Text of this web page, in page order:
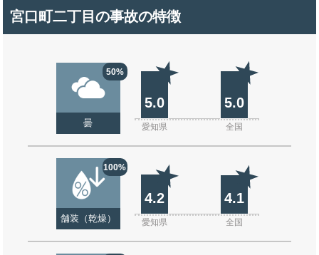
宮口町二丁目の事故の特徴
50%
曇
5.0 5.0
愛知県 全国
100%
舗装（乾燥）
4.2 4.1
愛知県 全国